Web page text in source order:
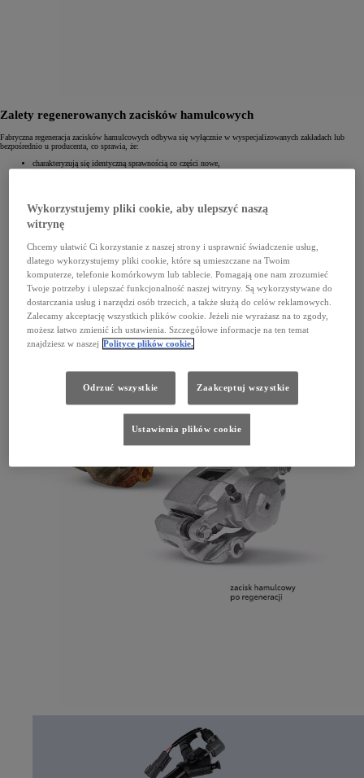
Zalety regenerowanych zacisków hamulcowych
Fabryczna regeneracja zacisków hamulcowych odbywa się wyłącznie w wyspecjalizowanych zakładach lub
bezpośrednio u producenta, co sprawia, że:
charakteryzują się identyczną sprawnością co części nowe,
ich cena jest znacznie niższa,
Wykorzystujemy pliki cookie, aby ulepszyć naszą
witrynę
Chcemy ułatwić Ci korzystanie z naszej strony i usprawnić świadczenie usług,
dlatego wykorzystujemy pliki cookie, które są umieszczane na Twoim
komputerze, telefonie komórkowym lub tablecie. Pomagają one nam zrozumieć
Twoje potrzeby i ulepszać funkcjonalność naszej witryny. Są wykorzystywane do
dostarczania usług i narzędzi osób trzecich, a także służą do celów reklamowych.
Zalecamy akceptację wszystkich plików cookie. Jeżeli nie wyrażasz na to zgody,
możesz łatwo zmienić ich ustawienia. Szczegółowe informacje na ten temat
znajdziesz w naszej Polityce plików cookie.
Odrzuć wszystkie Zaakceptuj wszystkie
Ustawienia plików cookie